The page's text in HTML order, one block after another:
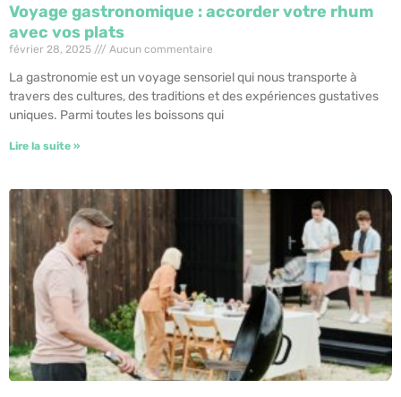
Voyage gastronomique : accorder votre rhum
avec vos plats
février 28, 2025 Aucun commentaire
La gastronomie est un voyage sensoriel qui nous transporte à
travers des cultures, des traditions et des expériences gustatives
uniques. Parmi toutes les boissons qui
Lire la suite »